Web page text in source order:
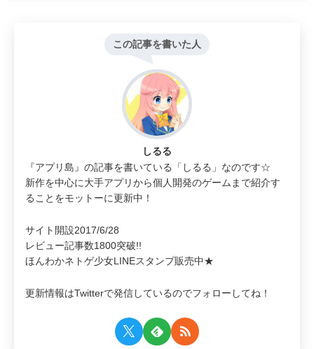
この記事を書いた人
しるる
『アプリ島』の記事を書いている「しるる」なのです☆
新作を中心に大手アプリから個人開発のゲームまで紹介す
ることをモットーに更新中！
サイト開設2017/6/28
レビュー記事数1800突破!!
ほんわかネトゲ少女LINEスタンプ販売中★
更新情報はTwitterで発信しているのでフォローしてね！